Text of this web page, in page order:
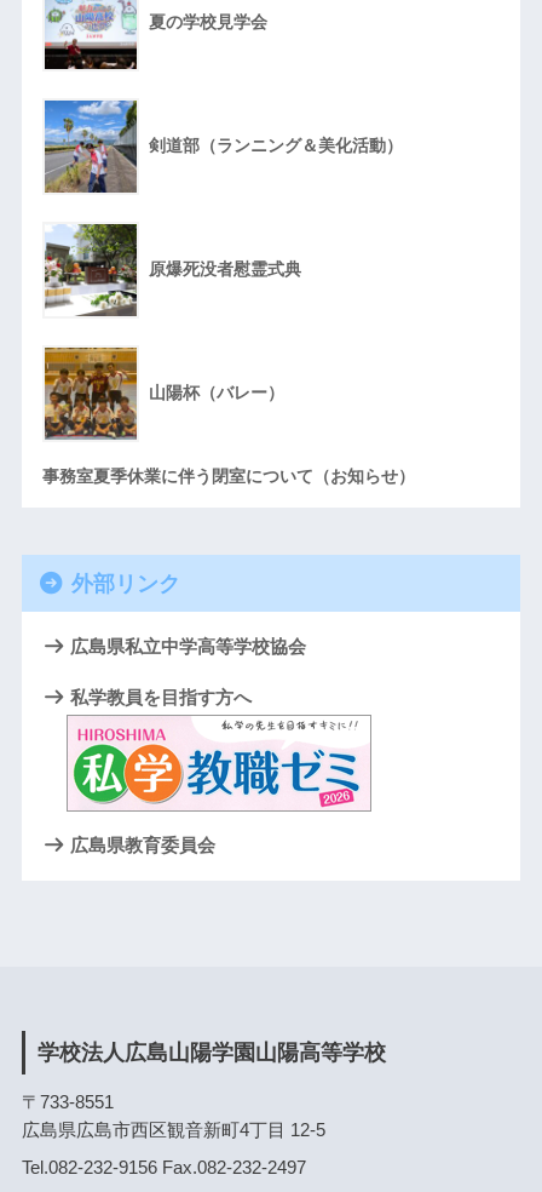
夏の学校見学会
剣道部（ランニング＆美化活動）
原爆死没者慰霊式典
山陽杯（バレー）
事務室夏季休業に伴う閉室について（お知らせ）
外部リンク
広島県私立中学高等学校協会
私学教員を目指す方へ
広島県教育委員会
学校法人広島山陽学園山陽高等学校
〒733-8551
広島県広島市西区観音新町4丁目 12-5
Tel.082-232-9156 Fax.082-232-2497